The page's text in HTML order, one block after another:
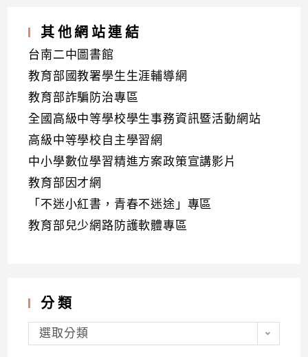
其他網站連結
台南二中圖書館
教育部國教署學生生涯輔導網
教育部詐騙防治專區
全國高級中等學校學生事務資訊暨活動網站
高級中等學校自主學習網
中小學數位學習精進方案政策宣講影片
教育部因才網
「不迷小紅書，青春不迷途」專區
教育部兒少網路防護軟體專區
分類
分
類選取分類